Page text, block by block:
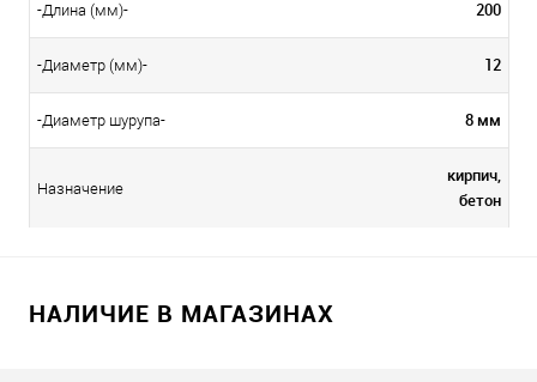
-Длина (мм)- 200
-Диаметр (мм)- 12
-Диаметр шурупа- 8 мм
Назначение
кирпич,
бетон
НАЛИЧИЕ В МАГАЗИНАХ